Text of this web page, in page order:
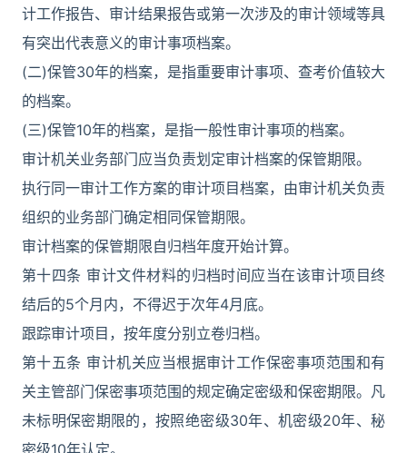
计工作报告、审计结果报告或第一次涉及的审计领域等具
有突出代表意义的审计事项档案。
(二)保管30年的档案，是指重要审计事项、查考价值较大
的档案。
(三)保管10年的档案，是指一般性审计事项的档案。
审计机关业务部门应当负责划定审计档案的保管期限。
执行同一审计工作方案的审计项目档案，由审计机关负责
组织的业务部门确定相同保管期限。
审计档案的保管期限自归档年度开始计算。
第十四条 审计文件材料的归档时间应当在该审计项目终
结后的5个月内，不得迟于次年4月底。
跟踪审计项目，按年度分别立卷归档。
第十五条 审计机关应当根据审计工作保密事项范围和有
关主管部门保密事项范围的规定确定密级和保密期限。凡
未标明保密期限的，按照绝密级30年、机密级20年、秘
密级10年认定。